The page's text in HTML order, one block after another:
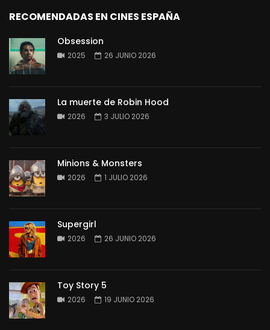
RECOMENDADAS EN CINES ESPAÑA
Obsession
2025 26 JUNIO 2026
La muerte de Robin Hood
2026 3 JULIO 2026
Minions & Monsters
2026 1 JULIO 2026
Supergirl
2026 26 JUNIO 2026
Toy Story 5
2026 19 JUNIO 2026